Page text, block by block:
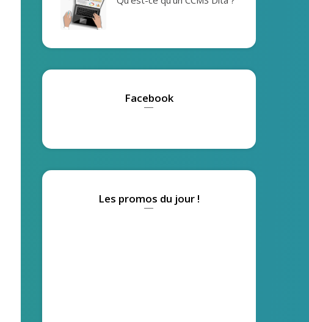
Facebook
Les promos du jour !